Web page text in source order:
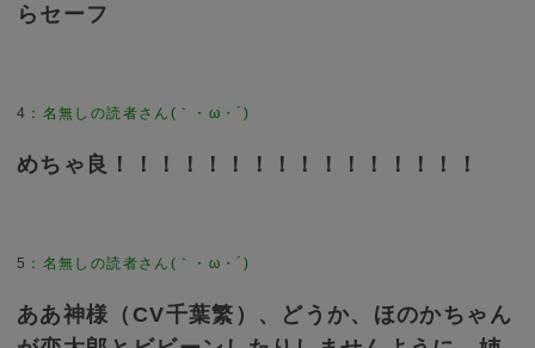
らセーフ
4 ： 名無しの読者さん(｀・ω・´)
めちゃ良！！！！！！！！！！！！！！！！
5 ： 名無しの読者さん(｀・ω・´)
ああ神様（CV千葉繁）、どうか、ほのかちゃん